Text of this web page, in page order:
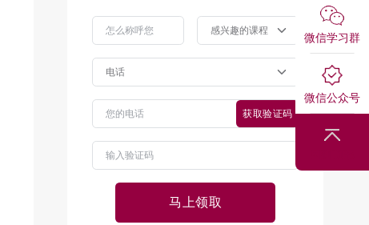
获取验证码
马上领取
微信学习群
微信公众号